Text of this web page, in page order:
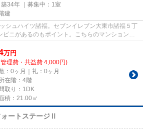
34年 ｜募集中： 1室
建
シュハイツ諸福。セブンイレブン大東市諸福５丁
ビニがあるのもポイント。こちらのマンションは
...
万円
理費・共益費 4,000円)
：0ヶ月｜礼：0ヶ月
在階：4階
取り：1DK
積：21.00㎡
ォートステージⅡ